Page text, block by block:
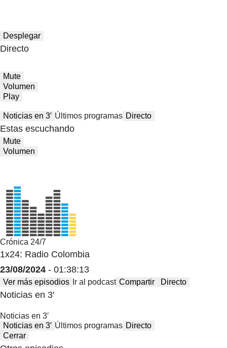
Desplegar
Directo
Mute
Volumen
Play
Noticias en 3′ Últimos programas Directo
Estas escuchando
Mute
Volumen
Crónica 24/7
1x24: Radio Colombia
23/08/2024 - 01:38:13
Ver más episodios Ir al podcast Compartir Directo
Noticias en 3′
Noticias en 3′
Noticias en 3′ Últimos programas Directo
Cerrar